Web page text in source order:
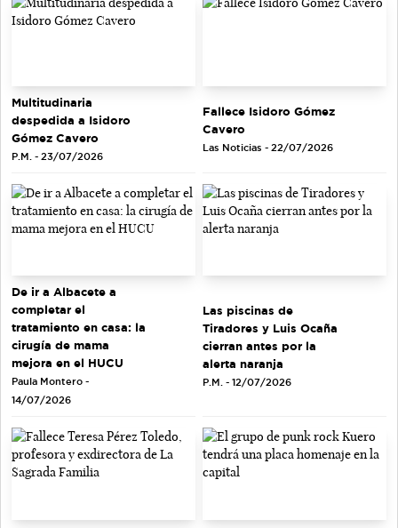
Multitudinaria
despedida a Isidoro
Gómez Cavero
P.M. - 23/07/2026
Fallece Isidoro Gómez
Cavero
Las Noticias - 22/07/2026
De ir a Albacete a
completar el
tratamiento en casa: la
cirugía de mama
mejora en el HUCU
Paula Montero -
14/07/2026
Las piscinas de
Tiradores y Luis Ocaña
cierran antes por la
alerta naranja
P.M. - 12/07/2026